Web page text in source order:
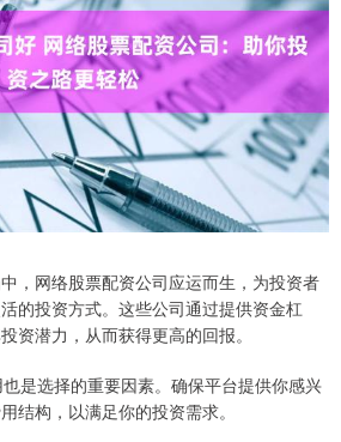
，网络股票配资公司应运而生，为投资者
的投资方式。这些公司通过提供资金杠
资潜力，从而获得更高的回报。
是选择的重要因素。确保平台提供你感兴
结构，以满足你的投资需求。